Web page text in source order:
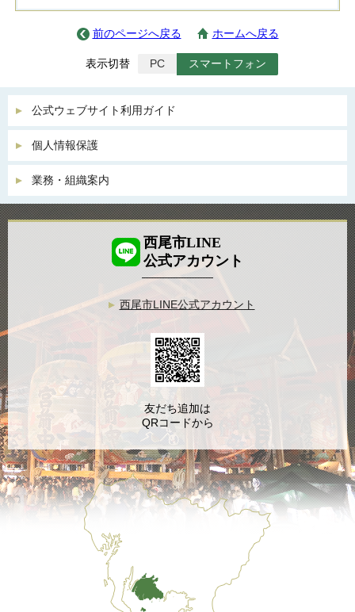
前のページへ戻る ホームへ戻る
表示切替 PC スマートフォン
公式ウェブサイト利用ガイド
個人情報保護
業務・組織案内
西尾市LINE
公式アカウント
西尾市LINE公式アカウント
友だち追加は
QRコードから